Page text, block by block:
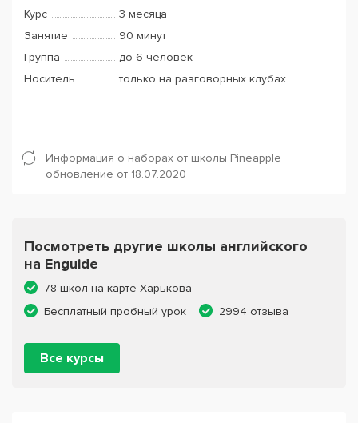
Курс
3 месяца
Занятие
90 минут
Группа
до 6 человек
Носитель
только на разговорных клубах
Информация о наборах от школы Pineapple
обновление от 18.07.2020
Посмотреть другие школы английского
на Enguide
78 школ на карте Харькова
Бесплатный пробный урок
2994 отзыва
Все курсы